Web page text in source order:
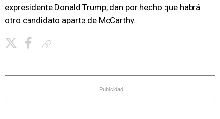
expresidente Donald Trump, dan por hecho que habrá
otro candidato aparte de McCarthy.
Publicidad